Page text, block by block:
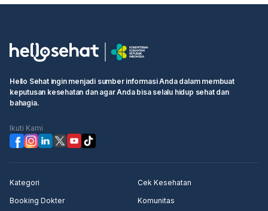
Hello Sehat ingin menjadi sumber informasi Anda dalam membuat
keputusan kesehatan dan agar Anda bisa selalu hidup sehat dan
bahagia.
Ikuti Kami
Kategori
Cek Kesehatan
Booking Dokter
Komunitas